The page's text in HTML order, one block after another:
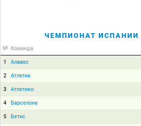
ЧЕМПИОНАТ ИСПАНИИ
№ Команда
1 Алавес
2 Атлетик
3 Атлетико
4 Барселона
5 Бетис